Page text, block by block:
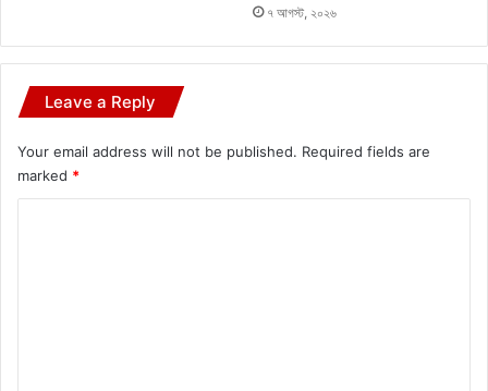
৭ আগস্ট, ২০২৬
Leave a Reply
Your email address will not be published. Required fields are
marked *